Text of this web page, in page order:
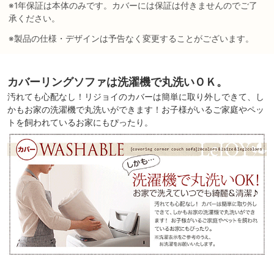
※1年保証は本体のみです。カバーには保証は付きませんのでご了
承ください。
※製品の仕様・デザインは予告なく変更することがございます。
カバーリングソファは洗濯機で丸洗いＯＫ。
汚れても心配なし！リジョイのカバーは簡単に取り外しできて、し
かもお家の洗濯機で丸洗いができます！お子様がいるご家庭やペッ
トを飼われているお家にもぴったり。